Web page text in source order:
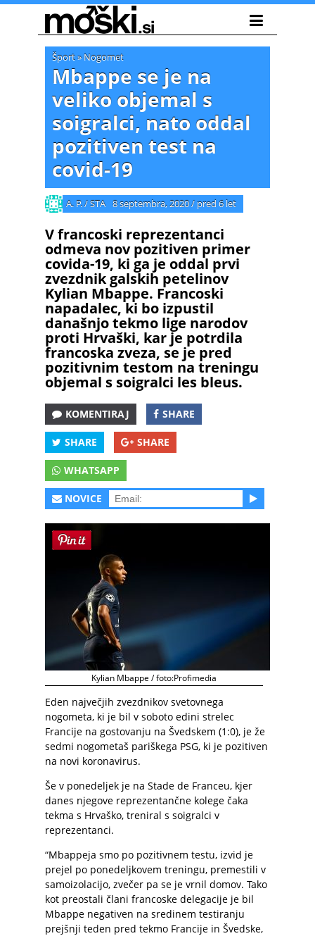
Šport» Nogomet
Mbappe se je na
veliko objemal s
soigralci, nato oddal
pozitiven test na
covid-19
A. P. / STA 8 septembra, 2020/ pred 6 let
V francoski reprezentanci
odmeva nov pozitiven primer
covida-19, ki ga je oddal prvi
zvezdnik galskih petelinov
Kylian Mbappe. Francoski
napadalec, ki bo izpustil
današnjo tekmo lige narodov
proti Hrvaški, kar je potrdila
francoska zveza, se je pred
pozitivnim testom na treningu
objemal s soigralci les bleus.
KOMENTIRAJ SHARE
SHARE SHARE
WHATSAPP
NOVICE
Kylian Mbappe / foto:Profimedia
Eden največjih zvezdnikov svetovnega
nogometa, ki je bil v soboto edini strelec
Francije na gostovanju na Švedskem (1:0), je že
sedmi nogometaš pariškega PSG, ki je pozitiven
na novi koronavirus.
Še v ponedeljek je na Stade de Franceu, kjer
danes njegove reprezentančne kolege čaka
tekma s Hrvaško, treniral s soigralci v
reprezentanci.
“Mbappeja smo po pozitivnem testu, izvid je
prejel po ponedeljkovem treningu, premestili v
samoizolacijo, zvečer pa se je vrnil domov. Tako
kot preostali člani francoske delegacije je bil
Mbappe negativen na sredinem testiranju
prejšnji teden pred tekmo Francije in Švedske,